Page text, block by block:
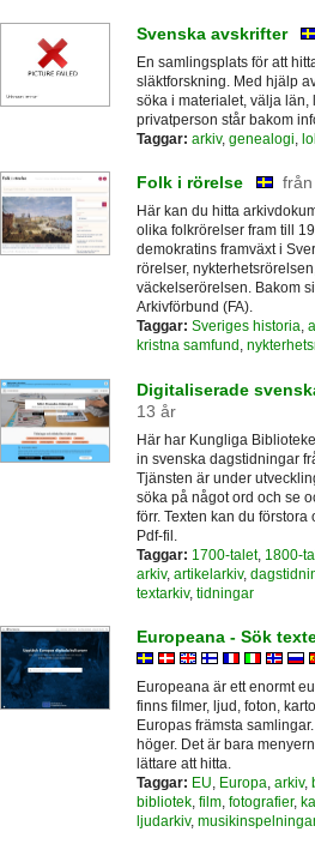
Svenska avskrifter
En samlingsplats för att
släktforskning. Med hjälp
söka i materialet, välja län,
privatperson står bakom
Taggar: arkiv, genealogi,
Folk i rörelse
Här kan du hitta
olika folkrörelser fram till
demokratins framväxt i
rörelser,
väckelserörelsen. Bakom
Arkivförbund (FA).
Taggar: Sveriges historia,
kristna samfund ,
Digitaliserade
13 år
Här har Kungliga
in svenska dagstidningar
Tjänsten är under
söka på något ord och se
förr. Texten kan du förstora
Pdf-fil.
Taggar: 1700-talet, 1800-
arkiv, artikelarkiv,
textarkiv, tidningar
Europeana - Sök
Europeana är ett enormt
finns filmer, ljud, foton,
Europas främsta
höger. Det är bara
lättare att hitta.
Taggar: EU, Europa, arkiv,
bibliotek, film, fotografier,
ljudarkiv,